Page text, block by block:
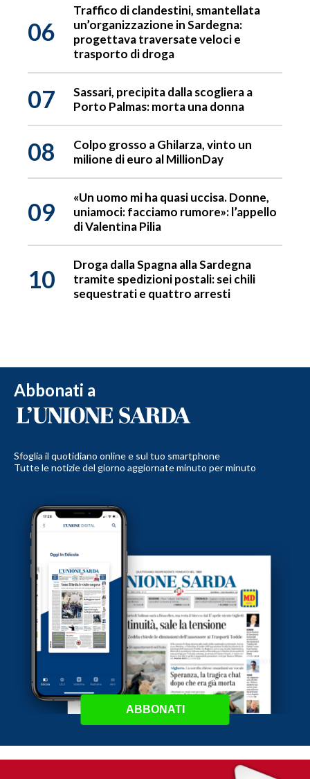
06
Traffico di clandestini, smantellata
un’organizzazione in Sardegna:
progettava traversate veloci e
trasporto di droga
07
Sassari, precipita dalla scogliera a
Porto Palmas: morta una donna
08
Colpo grosso a Ghilarza, vinto un
milione di euro al MillionDay
09
«Un uomo mi ha quasi uccisa. Donne,
uniamoci: facciamo rumore»: l’appello
di Valentina Pilia
10
Droga dalla Spagna alla Sardegna
tramite spedizioni postali: sei chili
sequestrati e quattro arresti
Abbonati a
Sfoglia il quotidiano online e sul tuo smartphone
Tutte le notizie del giorno aggiornate minuto per minuto
ABBONATI